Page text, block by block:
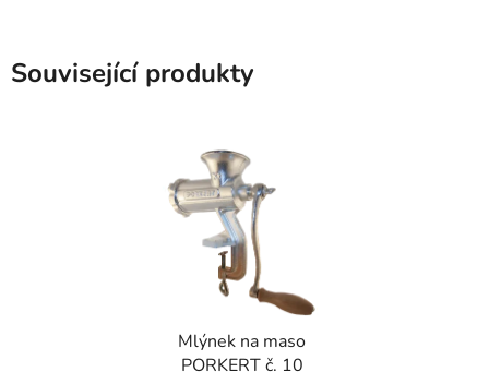
Související produkty
Mlýnek na maso
PORKERT č. 10